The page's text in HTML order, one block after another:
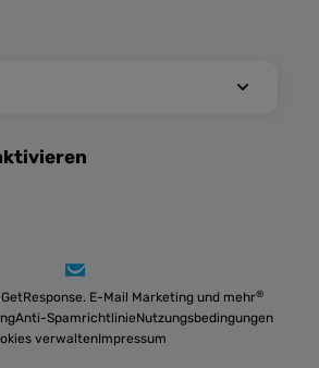
E-Mail Marketing und mehr®
Anti-SpamrichtlinieNutzungsbedingungen
verwaltenImpressum